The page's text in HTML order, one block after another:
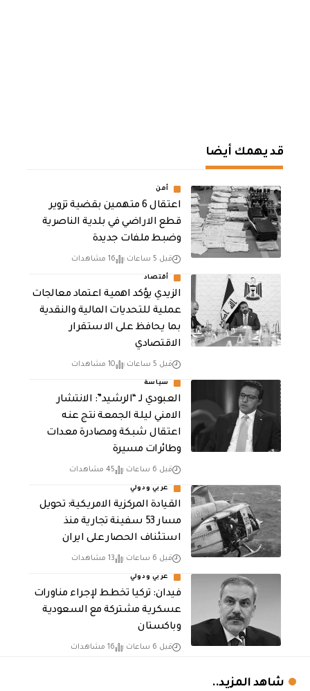
قد يهمك أيضا
أمن
اعتقال 6 متهمين بقضية تزوير
قطع الاراضي في بلدية الناصرية
وضبط ملفات جديدة
قبل 5 ساعات 16 مشاهدات
أقتصاد
الزيدي يؤكد اهمية اعتماد معالجات
عملية للتحديات المالية والنقدية
بما يحافظ على الاستقرار
الاقتصادي
قبل 5 ساعات 10 مشاهدات
سياسة
العبودي لـ “الرشيد”: الانتشار
الامني ليلة الجمعة نتج عنه
اعتقال شبكة ومصادرة معدات
وطائرات مسيرة
قبل 6 ساعات 45 مشاهدات
عربي ودولي
القيادة المركزية الامريكية: تحويل
مسار 53 سفينة تجارية منذ
استئناف الحصار على ايران
قبل 6 ساعات 13 مشاهدات
عربي ودولي
فيدان: تركيا تخطط لإجراء مناورات
عسكرية مشتركة مع السعودية
وباكستان
قبل 6 ساعات 16 مشاهدات
شاهد المزيد..